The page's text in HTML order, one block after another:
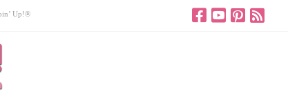
Up!®